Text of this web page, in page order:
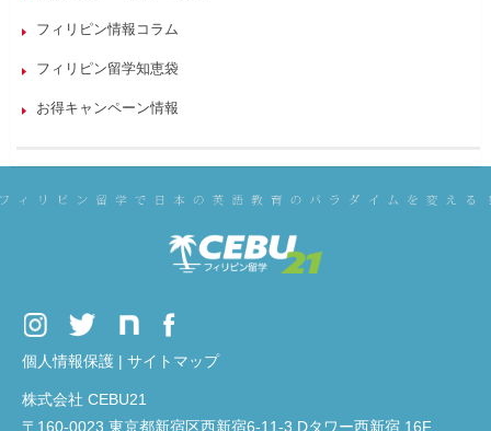
フィリピン情報コラム
フィリピン留学知恵袋
お得キャンペーン情報
個人情報保護 | サイトマップ
株式会社 CEBU21
〒160-0023 東京都新宿区西新宿6-11-3 Dタワー西新宿 16F